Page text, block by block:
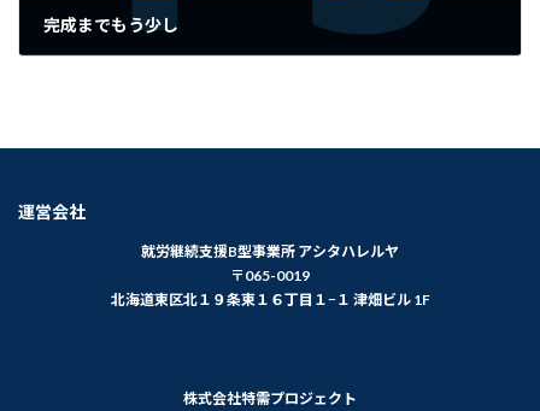
完成までもう少し
運営会社
就労継続支援B型事業所 アシタハレルヤ
〒065-0019
北海道東区北１９条東１６丁目１−１ 津畑ビル 1F
株式会社特需プロジェクト